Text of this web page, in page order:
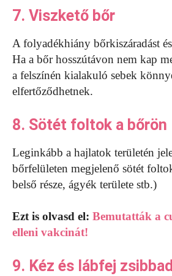
7. Viszkető bőr
A folyadékhiány bőrkiszáradást
Ha a bőr hosszútávon nem kap
a felszínén kialakuló sebek
elfertőződhetnek.
8. Sötét foltok a bőrön
Leginkább a hajlatok területén
bőrfelületen megjelenő sötét
belső része, ágyék területe stb.)
Ezt is olvasd el: Bemutatták a
elleni vakcinát!
9. Kéz és lábfej